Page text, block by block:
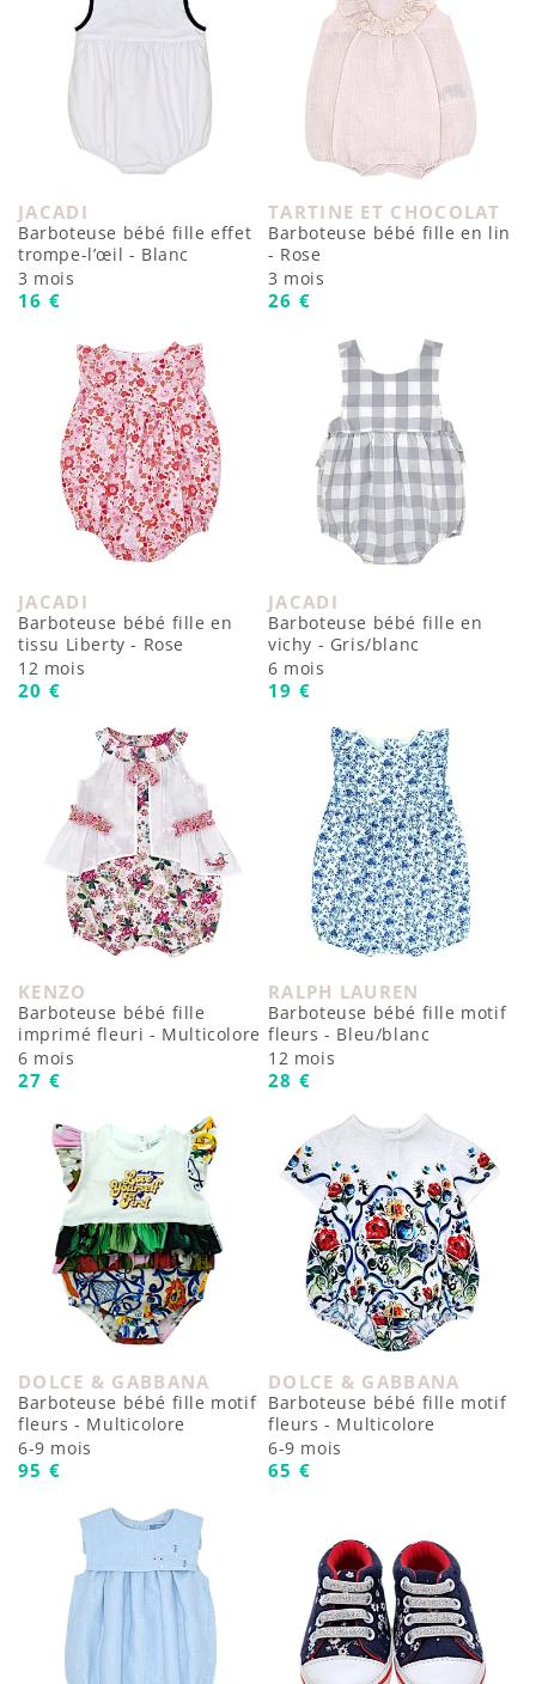
Fournisseur :
JACADI
Barboteuse bébé fille effet
trompe-l’œil - Blanc
3 mois
Prix habituel
16 €
Fournisseur :
TARTINE ET CHOCOLAT
Barboteuse bébé fille en lin
- Rose
3 mois
Prix habituel
26 €
Fournisseur :
JACADI
Barboteuse bébé fille en
tissu Liberty - Rose
12 mois
Prix habituel
20 €
Fournisseur :
JACADI
Barboteuse bébé fille en
vichy - Gris/blanc
6 mois
Prix habituel
19 €
Fournisseur :
KENZO
Barboteuse bébé fille
imprimé fleuri - Multicolore
6 mois
Prix habituel
27 €
Fournisseur :
RALPH LAUREN
Barboteuse bébé fille motif
fleurs - Bleu/blanc
12 mois
Prix habituel
28 €
Fournisseur :
DOLCE & GABBANA
Barboteuse bébé fille motif
fleurs - Multicolore
6-9 mois
Prix habituel
95 €
Fournisseur :
DOLCE & GABBANA
Barboteuse bébé fille motif
fleurs - Multicolore
6-9 mois
Prix habituel
65 €